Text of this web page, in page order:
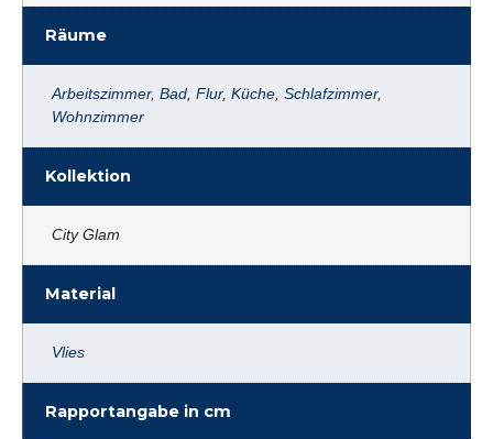
Räume
Arbeitszimmer, Bad, Flur, Küche, Schlafzimmer,
Wohnzimmer
Kollektion
City Glam
Material
Vlies
Rapportangabe in cm